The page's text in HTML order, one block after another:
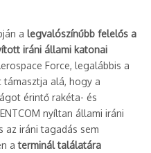
a legvalószínűbb felelős a
iráni állami katonai
Force, legalábbis a
támasztja alá, hogy a
érintő rakéta- és
nyíltan állami iráni
az iráni tagadás sem
aterminál találatára